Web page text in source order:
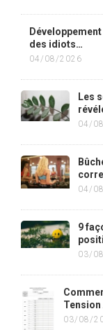
des idiots…
04/08/2026
Les
04/
04/
9
03/
03/08/